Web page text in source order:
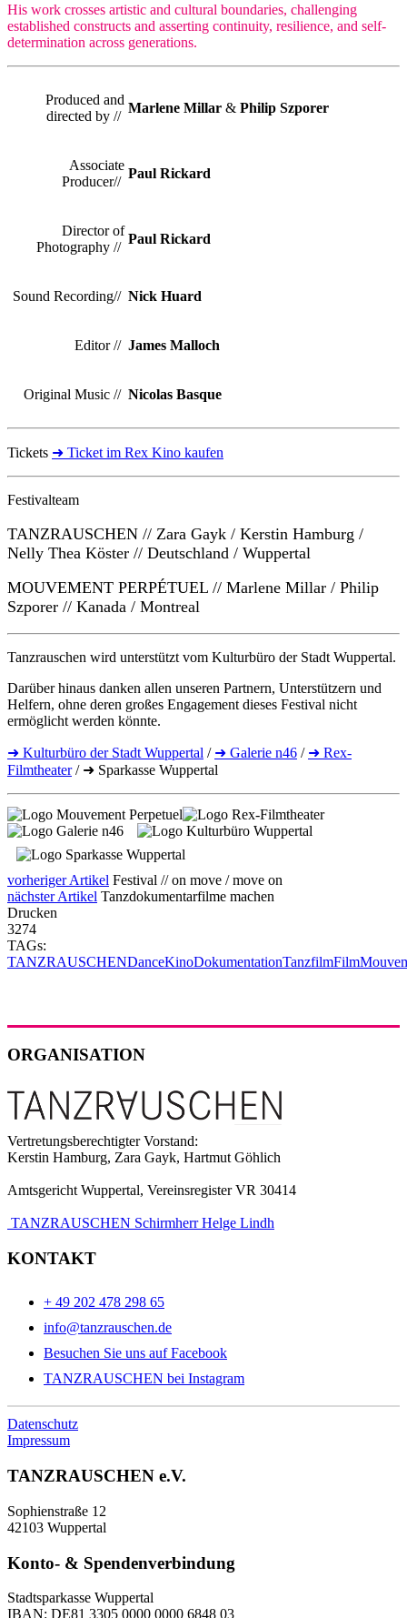
His work crosses artistic and cultural boundaries, challenging
established constructs and asserting continuity, resilience, and self-
determination across generations.
Produced and
directed by //
Marlene Millar & Philip Szporer
Associate
Producer//
Paul Rickard
Director of
Photography //
Paul Rickard
Sound Recording// Nick Huard
Editor // James Malloch
Original Music // Nicolas Basque
Tickets ➜ Ticket im Rex Kino kaufen
Festivalteam
TANZRAUSCHEN // Zara Gayk / Kerstin Hamburg /
Nelly Thea Köster // Deutschland / Wuppertal
MOUVEMENT PERPÉTUEL // Marlene Millar / Philip
Szporer // Kanada / Montreal
Tanzrauschen wird unterstützt vom Kulturbüro der Stadt Wuppertal.
Darüber hinaus danken allen unseren Partnern, Unterstützern und
Helfern, ohne deren großes Engagement dieses Festival nicht
ermöglicht werden könnte.
➜ Kulturbüro der Stadt Wuppertal / ➜ Galerie n46 / ➜ Rex-
Filmtheater/ ➜ Sparkasse Wuppertal
vorheriger Artikel Festival // on move / move on
nächster Artikel Tanzdokumentarfilme machen
Drucken
3274
TAGs:
TANZRAUSCHENDanceKinoDokumentationTanzfilmFilm
ORGANISATION
Vertretungsberechtigter Vorstand:
Kerstin Hamburg, Zara Gayk, Hartmut Göhlich
Amtsgericht Wuppertal, Vereinsregister VR 30414
TANZRAUSCHEN Schirmherr Helge Lindh
KONTAKT
+ 49 202 478 298 65
info@tanzrauschen.de
Besuchen Sie uns auf Facebook
TANZRAUSCHEN bei Instagram
Datenschutz
Impressum
TANZRAUSCHEN e.V.
Sophienstraße 12
42103 Wuppertal
Konto- & Spendenverbindung
Stadtsparkasse Wuppertal
IBAN: DE81 3305 0000 0000 6848 03